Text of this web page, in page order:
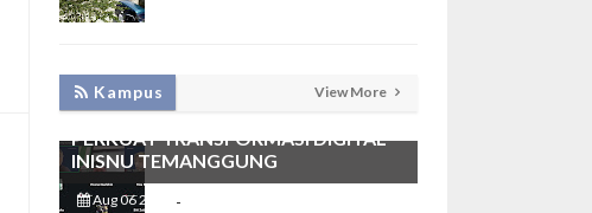
Kampus View More
KEMBANGKAN SIM LAYANAN,
HADIRKAN TIM SEVIMA UNTUK
PERKUAT TRANSFORMASI DIGITAL
INISNU TEMANGGUNG
Aug 06 2026 -